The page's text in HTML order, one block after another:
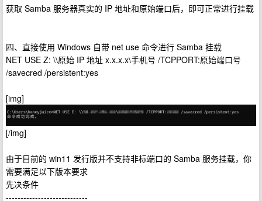
获取 Samba 服务器真实的 IP 地址和原始端口后，即可正常进行挂载
四、直接使用 Windows 自带 net use 命令进行 Samba 挂载
NET USE Z: \\原始 IP 地址 x.x.x.x\手机号 /TCPPORT:原始端口号
/savecred /persistent:yes
[img]
[/img]
由于目前的 win11 发行版并不支持非标端口的 Samba 服务挂载，你
需要满足以下版本要求
先决条件
----------------------------